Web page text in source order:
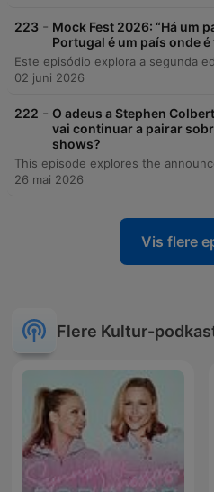
223 - Mock Fest 2026: “Há um
Portugal é um país onde
02 juni 2026
222 - O adeus a Stephen
vai continuar a pairar
shows?
26 mai 2026
Vis flere
Flere Kultur-